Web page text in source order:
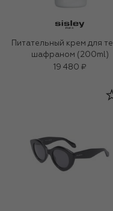
Питательный крем для
шафраном (200ml)
19 480 ₽